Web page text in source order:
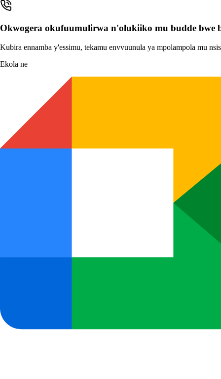
Okwogera okufuumulirwa n'olukiiko mu budde bwe
Kubira ennamba y'essimu, tekamu envvuunula ya mpolampola mu
Ekola ne